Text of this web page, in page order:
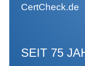
CertCheck.de
SEIT 75